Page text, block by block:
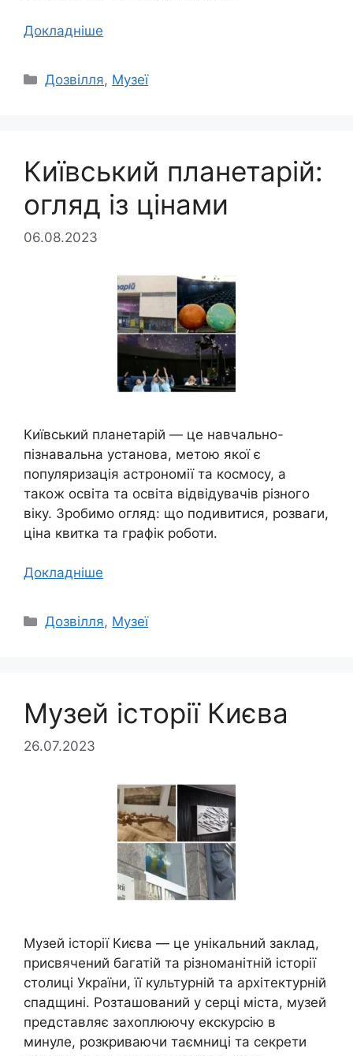
Докладніше
Категорії
Дозвілля, Музеї
Київський планетарій:
огляд із цінами
06.08.2023
Київський планетарій — це навчально-
пізнавальна установа, метою якої є
популяризація астрономії та космосу, а
також освіта та освіта відвідувачів різного
віку. Зробимо огляд: що подивитися, розваги,
ціна квитка та графік роботи.
Докладніше
Категорії
Дозвілля, Музеї
Музей історії Києва
26.07.2023
Музей історії Києва — це унікальний заклад,
присвячений багатій та різноманітній історії
столиці України, її культурній та архітектурній
спадщині. Розташований у серці міста, музей
представляє захоплюючу екскурсію в
минуле, розкриваючи таємниці та секрети